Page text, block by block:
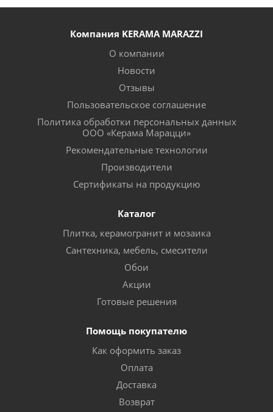
Компания KERAMA MARAZZI
О компании
Новости
Отзывы
Пользовательское соглашение
Политика обработки персональных данных
ООО «Керама Марацци»
Рекомендательные технологии
Производители
Сертификаты на продукцию
Каталог
Плитка, керамогранит и мозаика
Сантехника, мебель, смесители
Обои
Акции
Готовые решения
Помощь покупателю
Как оформить заказ
Оплата
Доставка
Возврат